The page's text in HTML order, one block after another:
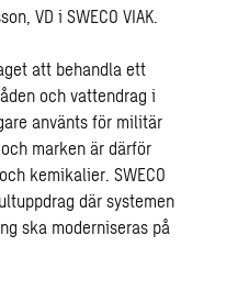
VD i SWECO VIAK.
att behandla ett
och vattendrag i
använts för militär
marken är därför
kemikalier. SWECO
där systemen
ska moderniseras på